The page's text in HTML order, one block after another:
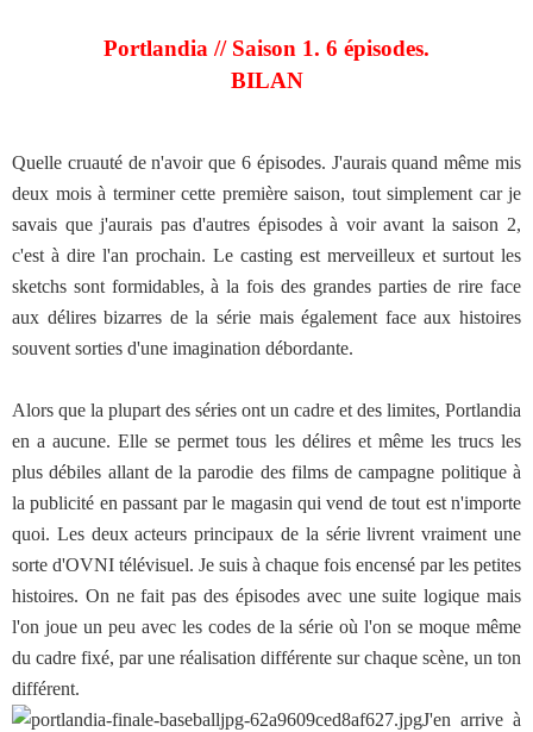
Portlandia // Saison 1. 6 épisodes.
BILAN
Quelle cruauté de n'avoir que 6 épisodes. J'aurais quand même mis
deux mois à terminer cette première saison, tout simplement car je
savais que j'aurais pas d'autres épisodes à voir avant la saison 2,
c'est à dire l'an prochain. Le casting est merveilleux et surtout les
sketchs sont formidables, à la fois des grandes parties de rire face
aux délires bizarres de la série mais également face aux histoires
souvent sorties d'une imagination débordante.
Alors que la plupart des séries ont un cadre et des limites, Portlandia
en a aucune. Elle se permet tous les délires et même les trucs les
plus débiles allant de la parodie des films de campagne politique à
la publicité en passant par le magasin qui vend de tout est n'importe
quoi. Les deux acteurs principaux de la série livrent vraiment une
sorte d'OVNI télévisuel. Je suis à chaque fois encensé par les petites
histoires. On ne fait pas des épisodes avec une suite logique mais
l'on joue un peu avec les codes de la série où l'on se moque même
du cadre fixé, par une réalisation différente sur chaque scène, un ton
différent.
J'en arrive à